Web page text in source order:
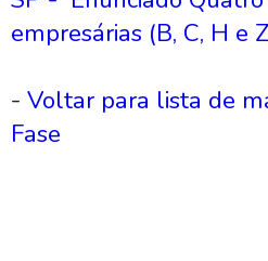
empresárias (B, C, H e
- Voltar para lista de
Fase